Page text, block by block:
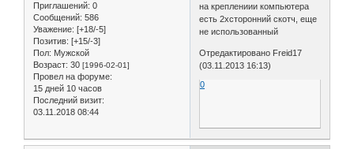
Приглашений: 0
Сообщений: 586
Уважение: [+18/-5]
Позитив: [+15/-3]
Пол: Мужской
Возраст: 30 [1996-02-01]
Провел на форуме:
15 дней 10 часов
Последний визит:
03.11.2018 08:44
на креплениии компьютера
есть 2хсторонний скотч, еще
не использованный
Отредактировано Freid17
(03.11.2013 16:13)
0